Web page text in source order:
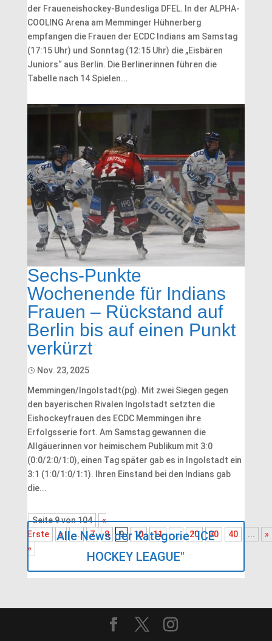
der Fraueneishockey-Bundesliga DFEL. In der ALPHA-
COOLING Arena am Memminger Hühnerberg
empfangen die Frauen der ECDC Indians am Samstag
(17:15 Uhr) und Sonntag (12:15 Uhr) die „Eisbären
Juniors“ aus Berlin. Die Berlinerinnen führen die
Tabelle nach 14 Spielen...
Sechs-Punkte
Wochenende für Indians
Frauen – Rückstand auf
Berlin bis auf einen Punkt
verkürzt
Nov. 23, 2025
​Memmingen/Ingolstadt(pg). Mit zwei Siegen gegen
den bayerischen Rivalen Ingolstadt setzten die
Eishockeyfrauen des ECDC Memmingen ihre
Erfolgsserie fort. Am Samstag gewannen die
Allgäuerinnen vor heimischem Publikum mit 3:0
(0:0/2:0/1:0), einen Tag später gab es in Ingolstadt ein
3:1 (1:0/1:0/1:1). Ihren Einstand bei den Indians gab
die...
Seite 9 von 104
«
Erste
« ... 7 8 9 10 11 ... 20 30 40 ...
»
»
Alle News der Kategorie "ICE
HOCKEY LEAGUE"